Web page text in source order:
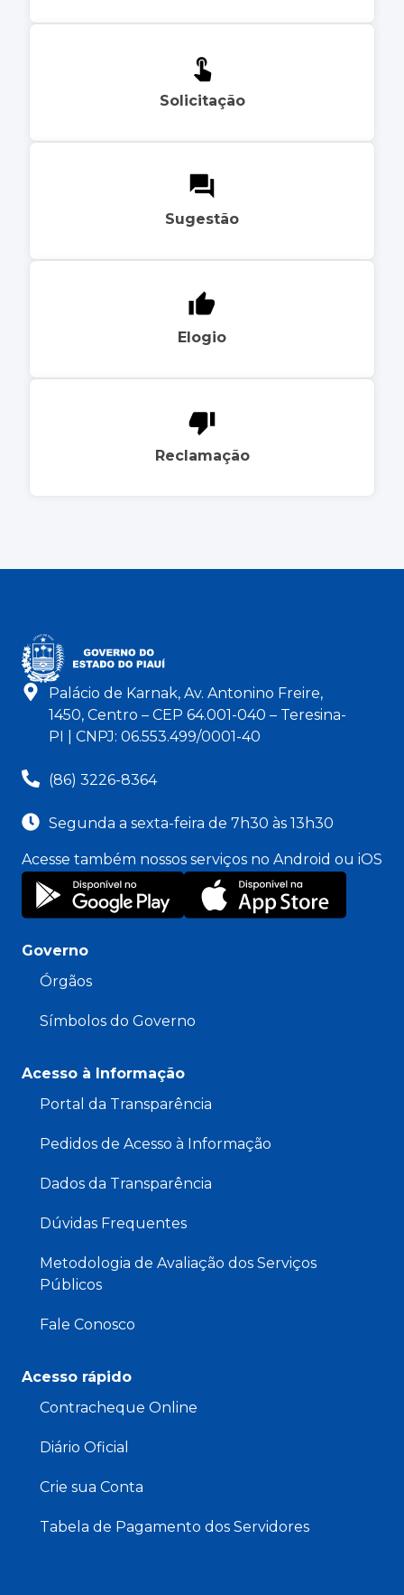
Solicitação
Sugestão
Elogio
Reclamação
Palácio de Karnak, Av. Antonino Freire,
1450, Centro – CEP 64.001-040 – Teresina-
PI | CNPJ: 06.553.499/0001-40
(86) 3226-8364
Segunda a sexta-feira de 7h30 às 13h30
Acesse também nossos serviços no Android ou iOS
Governo
Órgãos
Símbolos do Governo
Acesso à Informação
Portal da Transparência
Pedidos de Acesso à Informação
Dados da Transparência
Dúvidas Frequentes
Metodologia de Avaliação dos Serviços
Públicos
Fale Conosco
Acesso rápido
Contracheque Online
Diário Oficial
Crie sua Conta
Tabela de Pagamento dos Servidores